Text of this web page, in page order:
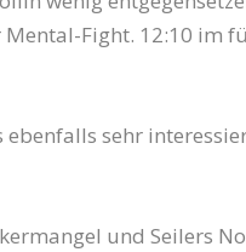
Fight. 12:10 im
sehr
und Seilers